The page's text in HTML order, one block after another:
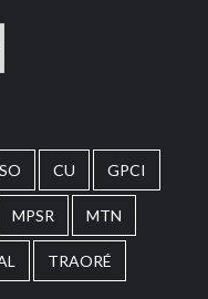
CU GPCI
MPSR MTN
TRAORÉ